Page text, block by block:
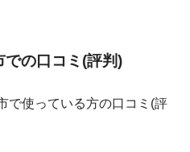
の口コミ(評判)
で使っている方の口コミ(評